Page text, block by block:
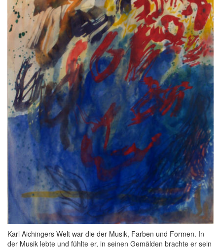
Karl Aichingers Welt war die der Musik, Farben und Formen. In
der Musik lebte und fühlte er, in seinen Gemälden brachte er sein